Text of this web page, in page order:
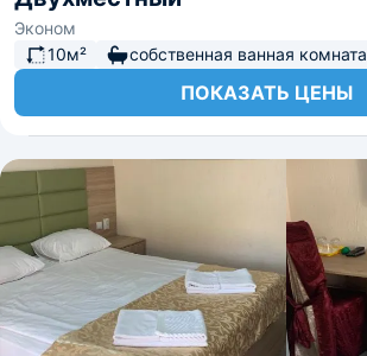
Эконом
10м²
собственная ванная комната
ПОКАЗАТЬ ЦЕНЫ